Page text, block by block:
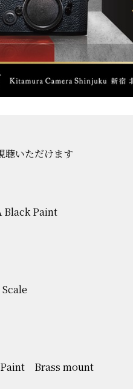
聴いただけます
Black Paint
Brass mount